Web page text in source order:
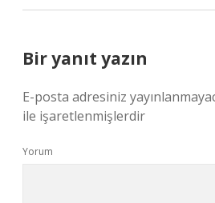
Bir yanıt yazın
E-posta adresiniz
ile işaretlenmişlerdir
Yorum